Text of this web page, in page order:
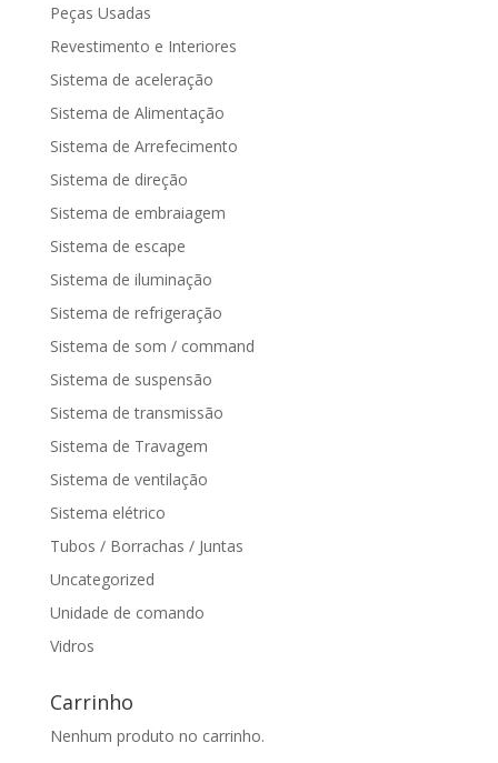
Peças Usadas
Revestimento e Interiores
Sistema de aceleração
Sistema de Alimentação
Sistema de Arrefecimento
Sistema de direção
Sistema de embraiagem
Sistema de escape
Sistema de iluminação
Sistema de refrigeração
Sistema de som / command
Sistema de suspensão
Sistema de transmissão
Sistema de Travagem
Sistema de ventilação
Sistema elétrico
Tubos / Borrachas / Juntas
Uncategorized
Unidade de comando
Vidros
Carrinho
Nenhum produto no carrinho.